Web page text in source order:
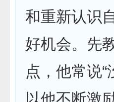
和重新认识
好机会。先
点，他常说
以他不断激